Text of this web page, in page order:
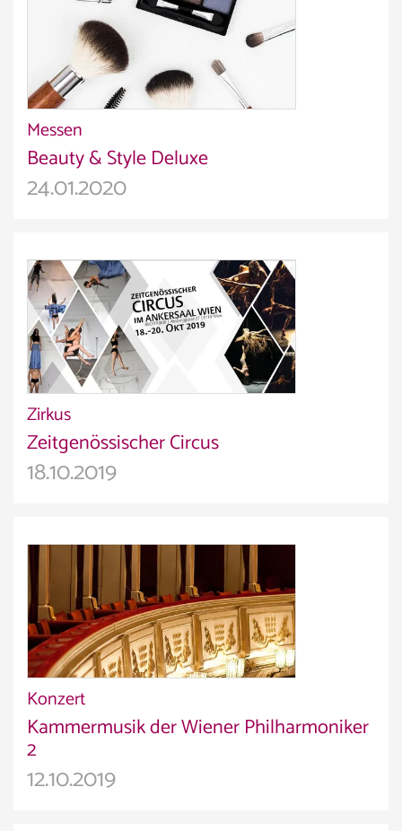
Messen
Beauty & Style Deluxe
24.01.2020
Zirkus
Zeitgenössischer Circus
18.10.2019
Konzert
Kammermusik der Wiener Philharmo­niker
2
12.10.2019